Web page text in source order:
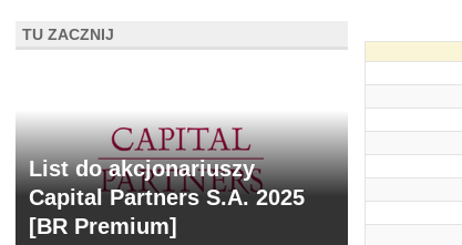
TU ZACZNIJ
List do akcjonariuszy
Capital Partners S.A. 2025
[BR Premium]